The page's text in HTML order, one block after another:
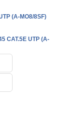
(A-MO8/8SF)
UTP (A-